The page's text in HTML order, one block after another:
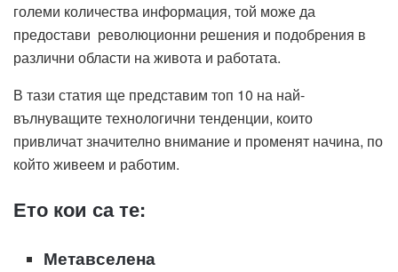
големи количества информация, той може да
предостави революционни решения и подобрения в
различни области на живота и работата.
В тази статия ще представим топ 10 на най-
вълнуващите технологични тенденции, които
привличат значително внимание и променят начина, по
който живеем и работим.
Ето кои са те:
Метавселена